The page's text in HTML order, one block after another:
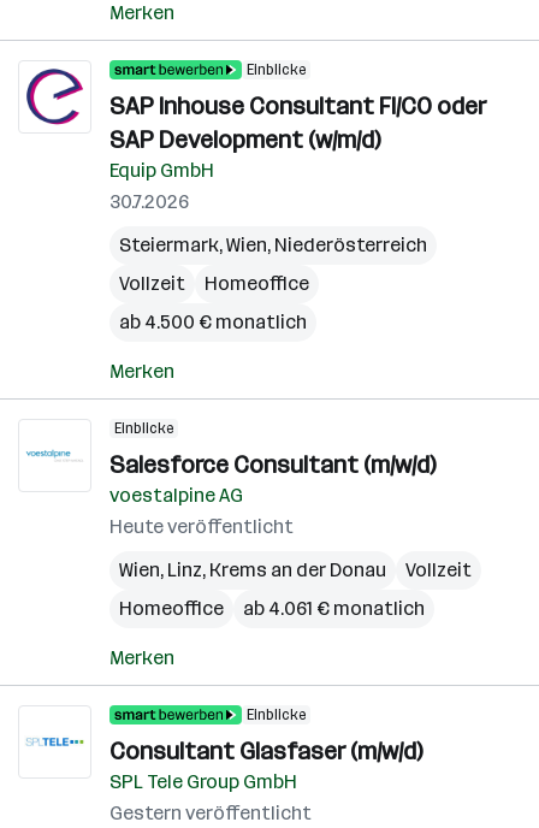
Merken
Einblicke
SAP Inhouse Consultant FI/CO oder
SAP Development (w/m/d)
Equip GmbH
30.7.2026
Steiermark,Wien, Niederösterreich
Vollzeit
Homeoffice
ab 4.500 € monatlich
Merken
Einblicke
Salesforce Consultant (m/w/d)
voestalpine AG
Heute veröffentlicht
Wien, Linz, Krems an der Donau
Vollzeit
Homeoffice
ab 4.061 € monatlich
Merken
Einblicke
Consultant Glasfaser (m/w/d)
SPL Tele Group GmbH
Gestern veröffentlicht